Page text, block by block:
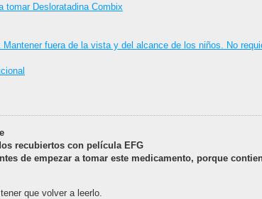
tomar Desloratadina Combix
fuera de la vista y del alcance de los niños. No
recubiertos con película EFG
de empezar a tomar este medicamento, porque
que volver a leerlo.